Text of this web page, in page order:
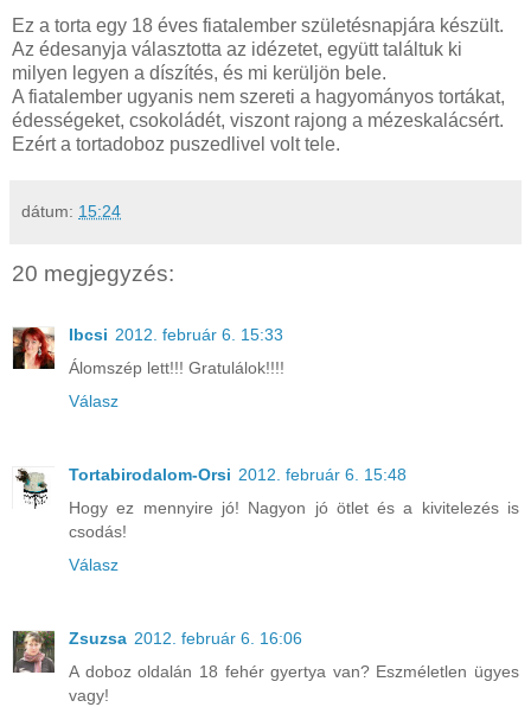
Ez a torta egy 18 éves fiatalember születésnapjára készült.
Az édesanyja választotta az idézetet, együtt találtuk ki
milyen legyen a díszítés, és mi kerüljön bele.
A fiatalember ugyanis nem szereti a hagyományos tortákat,
édességeket, csokoládét, viszont rajong a mézeskalácsért.
Ezért a tortadoboz puszedlivel volt tele.
dátum: 15:24
20 megjegyzés:
Ibcsi 2012. február 6. 15:33
Álomszép lett!!! Gratulálok!!!!
Válasz
Tortabirodalom-Orsi 2012. február 6. 15:48
Hogy ez mennyire jó! Nagyon jó ötlet és a kivitelezés is
csodás!
Válasz
Zsuzsa 2012. február 6. 16:06
A doboz oldalán 18 fehér gyertya van? Eszméletlen ügyes
vagy!